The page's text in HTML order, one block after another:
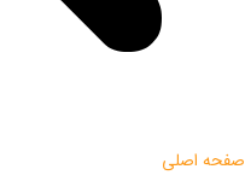
صفحه اصلی